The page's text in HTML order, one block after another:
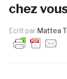
chez
Ecrit par Mattea